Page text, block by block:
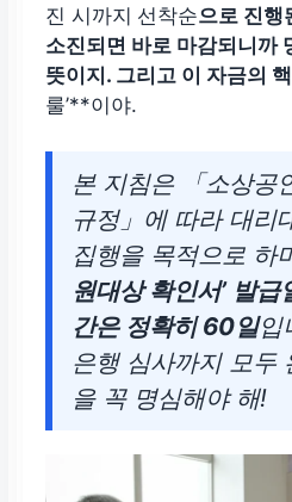
진 시까지 선착순으로 진행
소진되면 바로 마감되니까
뜻이지. 그리고 이 자금의
룰’**이야.
본 지침은 「소상공
규정」에 따라 대리
집행을 목적으로 하
원대상 확인서’ 발
간은 정확히60일입
은행 심사까지 모두
을 꼭 명심해야 해!